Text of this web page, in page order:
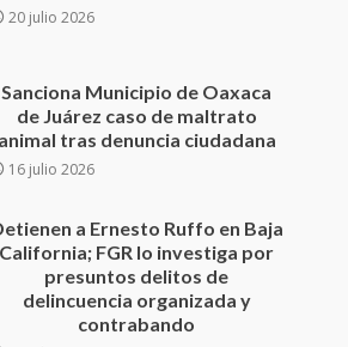
16 julio 2026
California; FGR lo investiga por
presuntos delitos de
delincuencia organizada y
contrabando
Sin paso carretera Oaxaca-
Cuacnopalan
26 junio 2026